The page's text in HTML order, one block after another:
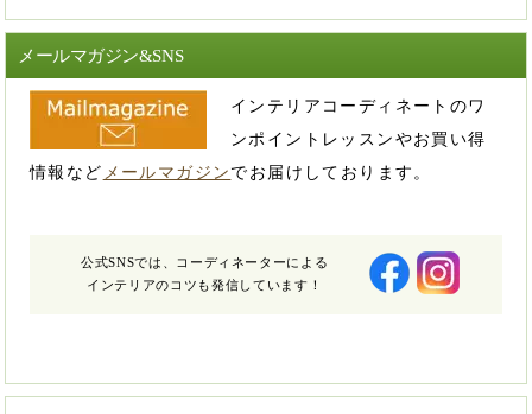
メールマガジン&SNS
インテリアコーディネートのワ
ンポイントレッスンやお買い得
情報など メールマガジン でお届けしております。
公式SNSでは、コーディネーターによる
インテリアのコツも発信しています！